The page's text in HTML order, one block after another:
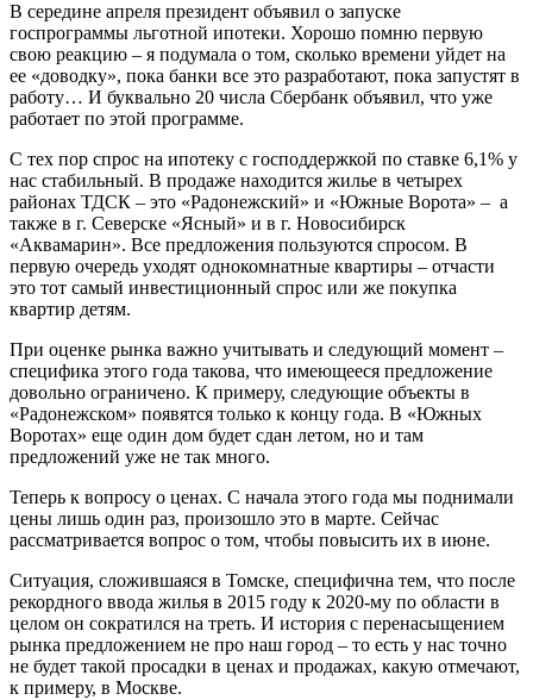
В середине апреля президент объявил о запуске
госпрограммы льготной ипотеки. Хорошо помню первую
свою реакцию – я подумала о том, сколько времени уйдет на
ее «доводку», пока банки все это разработают, пока запустят в
работу… И буквально 20 числа Сбербанк объявил, что уже
работает по этой программе.
С тех пор спрос на ипотеку с господдержкой по ставке 6,1% у
нас стабильный. В продаже находится жилье в четырех
районах ТДСК – это «Радонежский» и «Южные Ворота» – а
также в г. Северске «Ясный» и в г. Новосибирск
«Аквамарин». Все предложения пользуются спросом. В
первую очередь уходят однокомнатные квартиры – отчасти
это тот самый инвестиционный спрос или же покупка
квартир детям.
При оценке рынка важно учитывать и следующий момент –
специфика этого года такова, что имеющееся предложение
довольно ограничено. К примеру, следующие объекты в
«Радонежском» появятся только к концу года. В «Южных
Воротах» еще один дом будет сдан летом, но и там
предложений уже не так много.
Теперь к вопросу о ценах. С начала этого года мы поднимали
цены лишь один раз, произошло это в марте. Сейчас
рассматривается вопрос о том, чтобы повысить их в июне.
Ситуация, сложившаяся в Томске, специфична тем, что после
рекордного ввода жилья в 2015 году к 2020-му по области в
целом он сократился на треть. И история с перенасыщением
рынка предложением не про наш город – то есть у нас точно
не будет такой просадки в ценах и продажах, какую отмечают,
к примеру, в Москве.